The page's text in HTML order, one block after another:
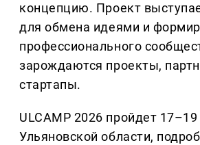
концепцию. Проект
для обмена идеями и
профессионального
зарождаются проекты,
стартапы.
ULCAMP 2026 пройдет
Ульяновской области,